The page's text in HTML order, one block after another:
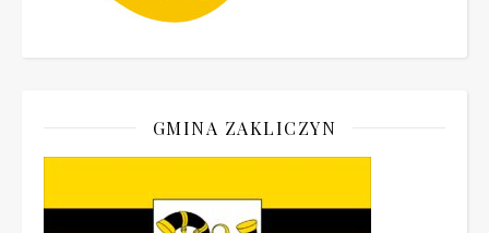
GMINA ZAKLICZYN